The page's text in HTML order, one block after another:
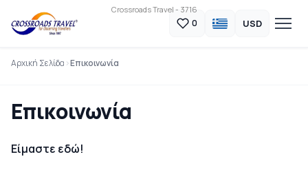
Crossroads Travel - 3716
0 USD
Αρχική Σελίδα Επικοινωνία
Επικοινωνία
Είμαστε εδώ!